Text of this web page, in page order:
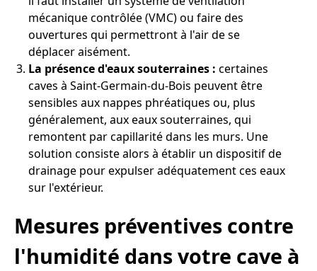
mécanique contrôlée (VMC) ou faire des
ouvertures qui permettront à l'air de se
déplacer aisément.
La présence d'eaux souterraines : certaines
caves à Saint-Germain-du-Bois peuvent être
sensibles aux nappes phréatiques ou, plus
généralement, aux eaux souterraines, qui
remontent par capillarité dans les murs. Une
solution consiste alors à établir un dispositif de
drainage pour expulser adéquatement ces eaux
sur l'extérieur.
Mesures préventives contre
l'humidité dans votre cave à